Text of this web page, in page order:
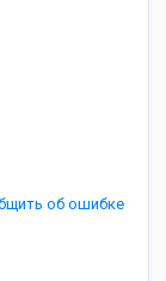
об ошибке